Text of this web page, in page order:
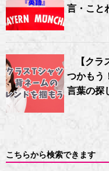
言・こと
【ク
つかもう
言葉の探
こちらから検索できます